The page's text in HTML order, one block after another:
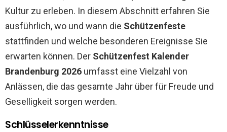
Kultur zu erleben. In diesem Abschnitt erfahren Sie
ausführlich, wo und wann die Schützenfeste
stattfinden und welche besonderen Ereignisse Sie
erwarten können. Der Schützenfest Kalender
Brandenburg 2026 umfasst eine Vielzahl von
Anlässen, die das gesamte Jahr über für Freude und
Geselligkeit sorgen werden.
Schlüsselerkenntnisse